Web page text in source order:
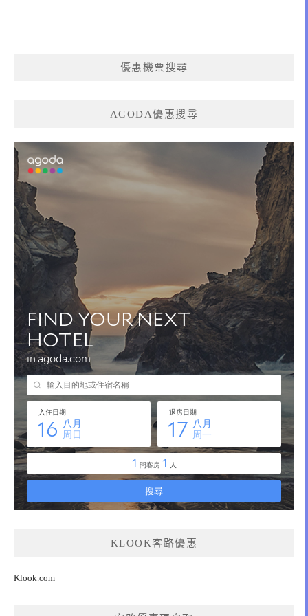
優惠機票搜尋
AGODA優惠搜尋
KLOOK客路優惠
Klook.com